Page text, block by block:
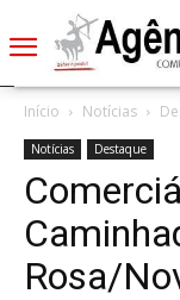
Início Notícias
Notícias Destaque
Rosa/